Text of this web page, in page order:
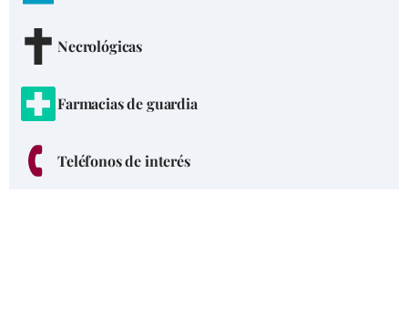
Necrológicas
Farmacias de guardia
Teléfonos de interés